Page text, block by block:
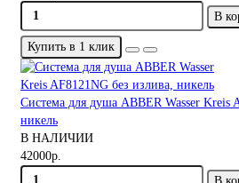
В
Купить в 1 клик
Система для душа ABBER Wasser Kreis
никель
В НАЛИЧИИ
42000р.